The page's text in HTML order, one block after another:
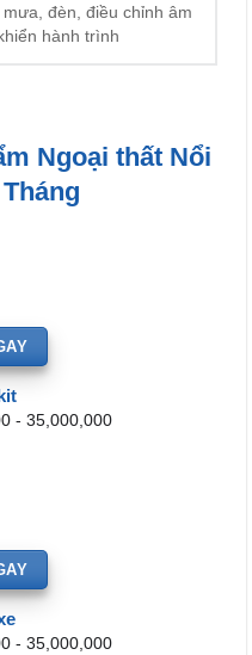
đèn, điều chỉnh âm
hành trình
Ngoại thất Nổi
- 35,000,000
- 35,000,000